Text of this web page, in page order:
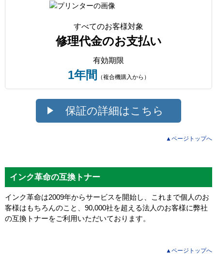
すべてのお客様対象
修理代金のお支払い
有効期限
1年間 （複合機購入から）
保証の詳細はこちら
▲ページトップへ
インク革命の互換トナー
インク革命は2009年からサービスを開始し、これまで個人のお
客様はもちろんのこと、90,000社を超える法人のお客様に弊社
の互換トナーをご利用いただいております。
▲ページトップへ